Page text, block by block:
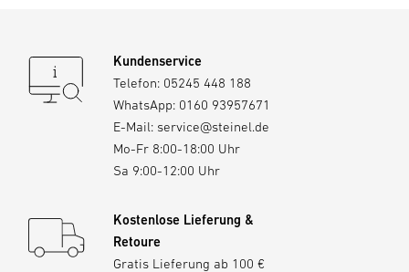
Kundenservice
Telefon: 05245 448 188
WhatsApp: 0160 93957671
E-Mail: service@steinel.de
Mo-Fr 8:00-18:00 Uhr
Sa 9:00-12:00 Uhr
Kostenlose Lieferung &
Retoure
Gratis Lieferung ab 100 €